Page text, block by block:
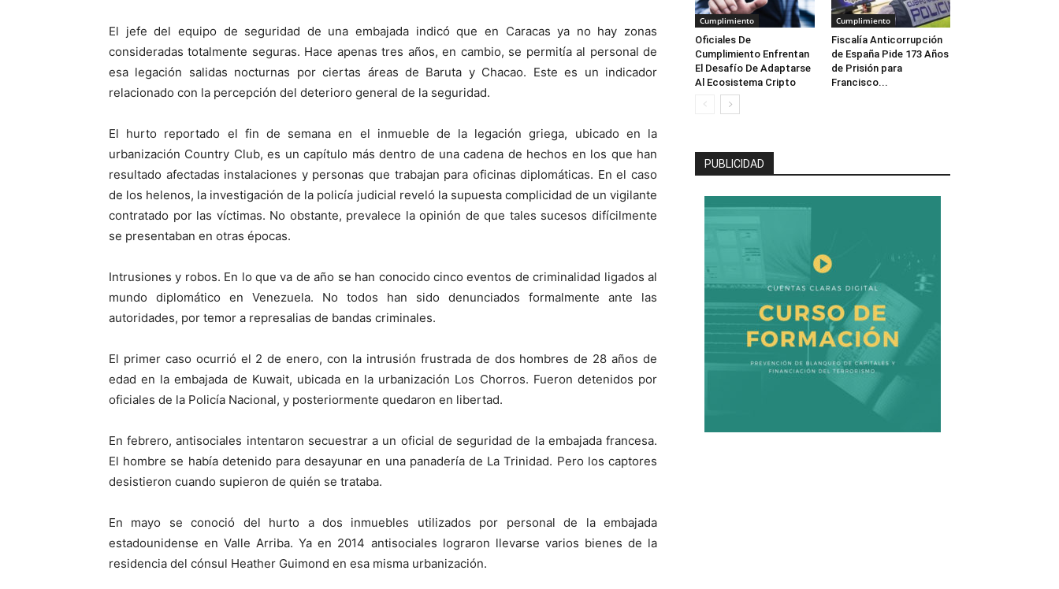
El jefe del equipo de seguridad de una embajada indicó que en Caracas ya no hay zonas
consideradas totalmente seguras. Hace apenas tres años, en cambio, se permitía al personal de
esa legación salidas nocturnas por ciertas áreas de Baruta y Chacao. Este es un indicador
relacionado con la percepción del deterioro general de la seguridad.
El hurto reportado el fin de semana en el inmueble de la legación griega, ubicado en la
urbanización Country Club, es un capítulo más dentro de una cadena de hechos en los que han
resultado afectadas instalaciones y personas que trabajan para oficinas diplomáticas. En el caso
de los helenos, la investigación de la policía judicial reveló la supuesta complicidad de un vigilante
contratado por las víctimas. No obstante, prevalece la opinión de que tales sucesos difícilmente
se presentaban en otras épocas.
Intrusiones y robos. En lo que va de año se han conocido cinco eventos de criminalidad ligados al
mundo diplomático en Venezuela. No todos han sido denunciados formalmente ante las
autoridades, por temor a represalias de bandas criminales.
El primer caso ocurrió el 2 de enero, con la intrusión frustrada de dos hombres de 28 años de
edad en la embajada de Kuwait, ubicada en la urbanización Los Chorros. Fueron detenidos por
oficiales de la Policía Nacional, y posteriormente quedaron en libertad.
En febrero, antisociales intentaron secuestrar a un oficial de seguridad de la embajada francesa.
El hombre se había detenido para desayunar en una panadería de La Trinidad. Pero los captores
desistieron cuando supieron de quién se trataba.
En mayo se conoció del hurto a dos inmuebles utilizados por personal de la embajada
estadounidense en Valle Arriba. Ya en 2014 antisociales lograron llevarse varios bienes de la
residencia del cónsul Heather Guimond en esa misma urbanización.
Cumplimiento
Oficiales De
Cumplimiento Enfrentan
El Desafío De Adaptarse
Al Ecosistema Cripto
Cumplimiento
Fiscalía Anticorrupción
de España Pide 173 Años
de Prisión para
Francisco...
PUBLICIDAD